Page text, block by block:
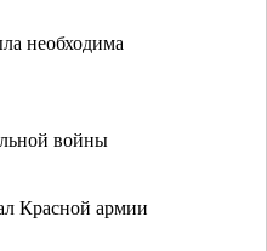
необходима
войны
Красной армии